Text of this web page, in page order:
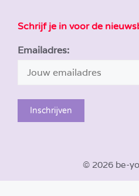
Schrijf je in voor de
Emailadres:
© 2026 be-